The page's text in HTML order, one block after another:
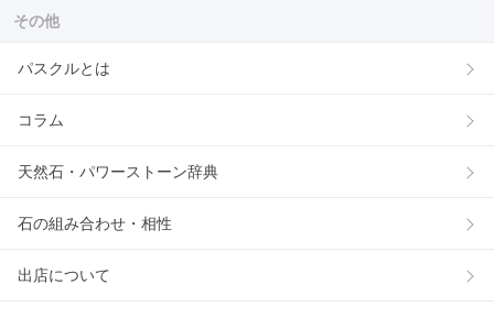
その他
パスクルとは
コラム
天然石・パワーストーン辞典
石の組み合わせ・相性
出店について